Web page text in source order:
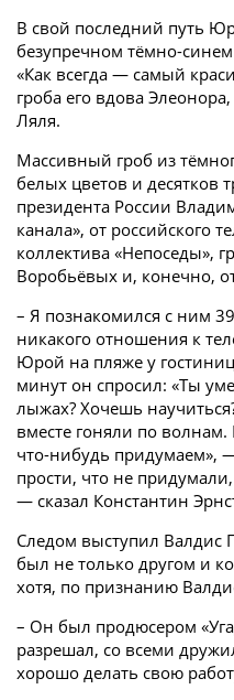
В свой последний путь
безупречном тёмно-
«Как всегда — самый
гроба его вдова
Ляля.
Массивный гроб из
белых цветов и десятков
президента России
канала», от российского
коллектива «Непоседы»,
Воробьёвых и, конечно,
– Я познакомился с ним
никакого отношения к
Юрой на пляже у
минут он спросил: «Ты
лыжах? Хочешь
вместе гоняли по
что-нибудь
прости, что не
— сказал Константин
Следом выступил Валдис
был не только другом и
хотя, по признанию
– Он был продюсером
разрешал, со всеми
хорошо делать свою